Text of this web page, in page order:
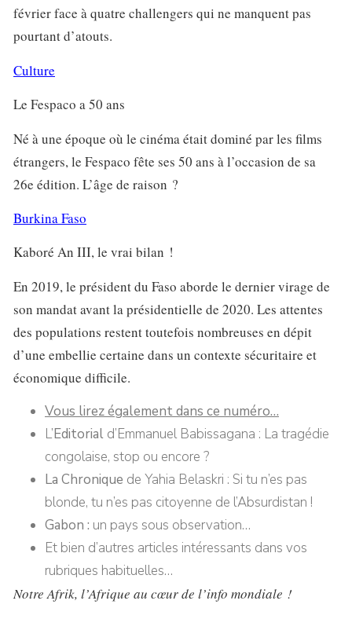
février face à quatre challengers qui ne manquent pas
pourtant d’atouts.
Culture
Le Fespaco a 50 ans
Né à une époque où le cinéma était dominé par les films
étrangers, le Fespaco fête ses 50 ans à l’occasion de sa
26e édition. L’âge de raison ?
Burkina Faso
Kaboré An III, le vrai bilan !
En 2019, le président du Faso aborde le dernier virage de
son mandat avant la présidentielle de 2020. Les attentes
des populations restent toutefois nombreuses en dépit
d’une embellie certaine dans un contexte sécuritaire et
économique difficile.
Vous lirez également dans ce numéro…
L’Editorial d’Emmanuel Babissagana : La tragédie
congolaise, stop ou encore ?
La Chronique de Yahia Belaskri : Si tu n’es pas
blonde, tu n’es pas citoyenne de l’Absurdistan !
Gabon : un pays sous observation…
Et bien d’autres articles intéressants dans vos
rubriques habituelles…
Notre Afrik, l’Afrique au cœur de l’info mondiale !